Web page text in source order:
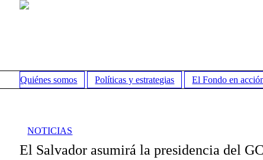
Quiénes somos Políticas y estrategias El Fondo en
NOTICIAS
El Salvador asumirá la presidencia del